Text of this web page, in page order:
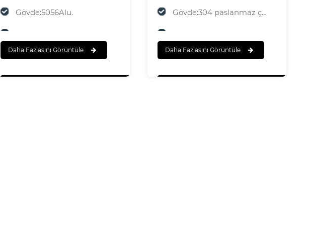
Gövde:5056Alu.
SONA ERMEK
Gövde:Cilalı
Daha Fazlasını Görüntüle
Gövde:304 paslanmaz çelik
SONA ERMEK
Gövde:Cilalı
Daha Fazlasını Görüntüle